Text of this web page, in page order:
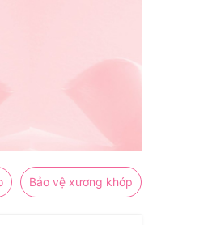
Bảo vệ xương khớp